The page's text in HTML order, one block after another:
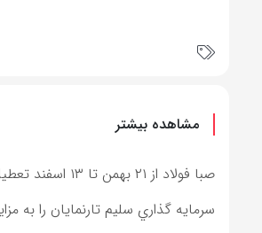
مشاهده بیشتر
صبا فولاد از ۲۱ بهمن تا ۱۳ اسفند تعطیل می‌شود
سرمايه گذاري سليم تارنمايان را به